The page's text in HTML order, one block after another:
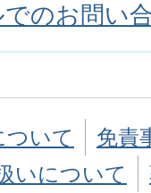
でのお問い
ついて
免責
いについて